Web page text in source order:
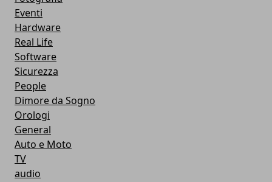
Eventi
Hardware
Real Life
Software
Sicurezza
People
Dimore da Sogno
Orologi
General
Auto e Moto
TV
audio